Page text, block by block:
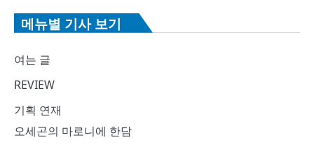
메뉴별 기사 보기
여는 글
REVIEW
기획 연재
오세곤의 마로니에 한담